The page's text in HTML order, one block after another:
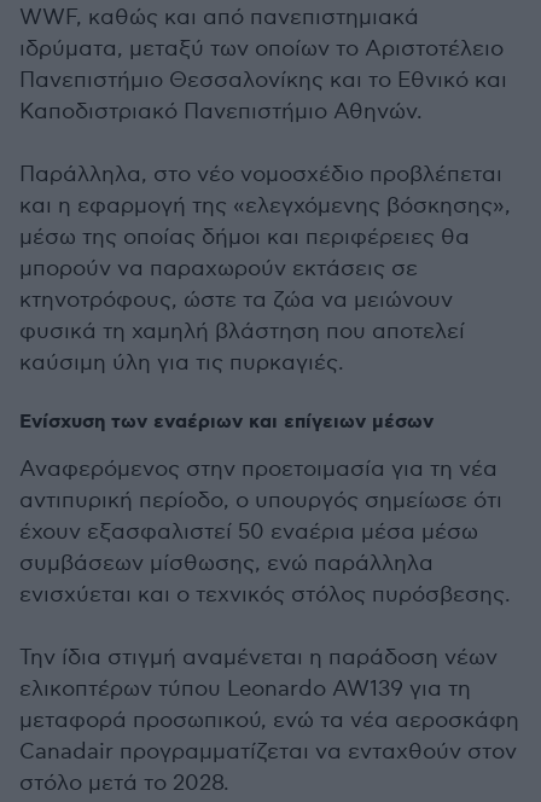
WWF, καθώς και από πανεπιστημιακά
ιδρύματα, μεταξύ των οποίων το Αριστοτέλειο
Πανεπιστήμιο Θεσσαλονίκης και το Εθνικό και
Καποδιστριακό Πανεπιστήμιο Αθηνών.
Παράλληλα, στο νέο νομοσχέδιο προβλέπεται
και η εφαρμογή της «ελεγχόμενης βόσκησης»,
μέσω της οποίας δήμοι και περιφέρειες θα
μπορούν να παραχωρούν εκτάσεις σε
κτηνοτρόφους, ώστε τα ζώα να μειώνουν
φυσικά τη χαμηλή βλάστηση που αποτελεί
καύσιμη ύλη για τις πυρκαγιές.
Ενίσχυση των εναέριων και επίγειων μέσων
Αναφερόμενος στην προετοιμασία για τη νέα
αντιπυρική περίοδο, ο υπουργός σημείωσε ότι
έχουν εξασφαλιστεί 50 εναέρια μέσα μέσω
συμβάσεων μίσθωσης, ενώ παράλληλα
ενισχύεται και ο τεχνικός στόλος πυρόσβεσης.
Την ίδια στιγμή αναμένεται η παράδοση νέων
ελικοπτέρων τύπου Leonardo AW139 για τη
μεταφορά προσωπικού, ενώ τα νέα αεροσκάφη
Canadair προγραμματίζεται να ενταχθούν στον
στόλο μετά το 2028.